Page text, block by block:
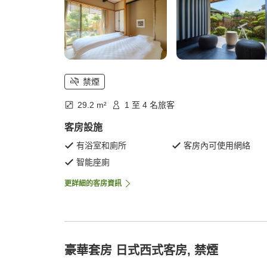
禁煙
29.2 m² 1 至 4 名旅客
客房設施
有浴室和廁所
客房內可使用網絡
智能座廁
更詳細的客房資訊
豪華套房 日式西式客房, 禁煙